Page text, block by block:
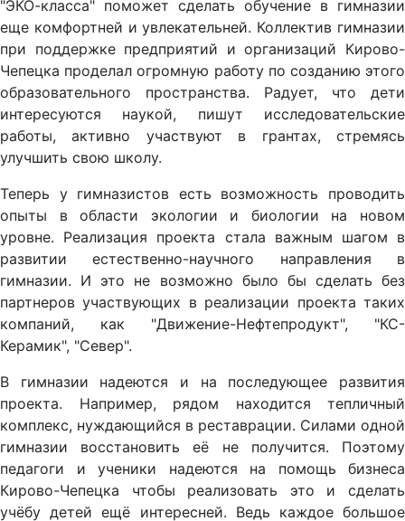
"ЭКО-класса" поможет сделать обучение в гимназии
еще комфортней и увлекательней. Коллектив гимназии
при поддержке предприятий и организаций Кирово-
Чепецка проделал огромную работу по созданию этого
образовательного пространства. Радует, что дети
интересуются наукой, пишут исследовательские
работы, активно участвуют в грантах, стремясь
улучшить свою школу.
Теперь у гимназистов есть возможность проводить
опыты в области экологии и биологии на новом
уровне. Реализация проекта стала важным шагом в
развитии естественно-научного направления в
гимназии. И это не возможно было бы сделать без
партнеров участвующих в реализации проекта таких
компаний, как "Движение-Нефтепродукт", "КС-
Керамик", "Север".
В гимназии надеются и на последующее развития
проекта. Например, рядом находится тепличный
комплекс, нуждающийся в реставрации. Силами одной
гимназии восстановить её не получится. Поэтому
педагоги и ученики надеются на помощь бизнеса
Кирово-Чепецка чтобы реализовать это и сделать
учёбу детей ещё интересней. Ведь каждое большое